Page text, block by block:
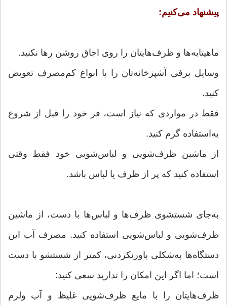
پیشنهاد می‌کنیم:
ماهیتابه‌ها و ظرف‌هایتان را روی اجاق روشن رها نکنید.
وسایل برفی آشپزخانه‌تان را با انواع کم‌مصرف تعویض
کنید.
فقط در مواردی که نیاز است، فر خود را قبل از شروع
به‌استفاده گرم کنید.
از ماشین ظرف‌شویی و لباس‌شویی خود فقط وقتی
استفاده کنید که پر از ظرف یا لباس باشد.
به‌جای شستشوی ظرف‌ها و لباس‌ها با دست، از ماشین
ظرف‌شویی و لباس‌شویی استفاده کنید. مصرف آب این
دستگاه‌ها به‌شکلی باورنکردنی، کمتر از شستشو با دست
است؛ اما اگر این امکان را ندارید سعی کنید:
ظرف‌هایتان را با مایع ظرف‌شویی غلیظ و آب ولرم